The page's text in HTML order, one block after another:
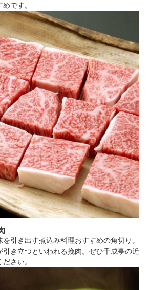
です。
引き出す煮込み料理おすすめの角切り。
き立つといわれる挽肉。ぜひ千成亭の近
さい。